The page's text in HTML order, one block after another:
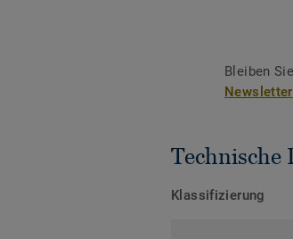
Bleiben
Newsletter
Technische
Klassifizierung